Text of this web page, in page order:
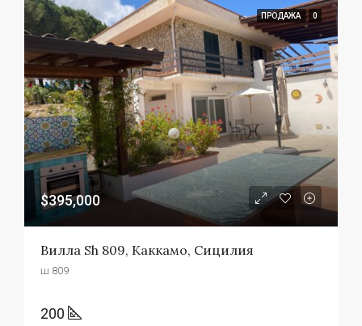
ПРОДАЖА 0
$395,000
Вилла Sh 809, Каккамо, Сицилия
ш 809
200